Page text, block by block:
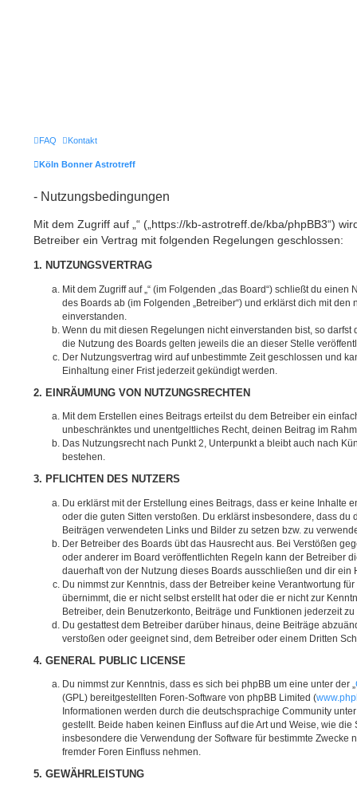
FAQ Kontakt
Köln Bonner Astrotreff
- Nutzungsbedingungen
Mit dem Zugriff auf „“ („https://kb-astrotreff.de/kba/phpBB3“)
Betreiber ein Vertrag mit folgenden Regelungen geschlossen:
1. NUTZUNGSVERTRAG
Mit dem Zugriff auf „“ (im Folgenden „das Board“) schließt du
des Boards ab (im Folgenden „Betreiber“) und erklärst dich mit
einverstanden.
Wenn du mit diesen Regelungen nicht einverstanden bist, so darfst
die Nutzung des Boards gelten jeweils die an dieser Stelle
Der Nutzungsvertrag wird auf unbestimmte Zeit geschlossen und
Einhaltung einer Frist jederzeit gekündigt werden.
2. EINRÄUMUNG VON NUTZUNGSRECHTEN
Mit dem Erstellen eines Beitrags erteilst du dem Betreiber ein
unbeschränktes und unentgeltliches Recht, deinen Beitrag im
Das Nutzungsrecht nach Punkt 2, Unterpunkt a bleibt auch nach
bestehen.
3. PFLICHTEN DES NUTZERS
Du erklärst mit der Erstellung eines Beitrags, dass er keine Inhalte
oder die guten Sitten verstoßen. Du erklärst insbesondere, dass du
Beiträgen verwendeten Links und Bilder zu setzen bzw. zu
Der Betreiber des Boards übt das Hausrecht aus. Bei Verstößen
oder anderer im Board veröffentlichten Regeln kann der Betreiber
dauerhaft von der Nutzung dieses Boards ausschließen und dir ein
Du nimmst zur Kenntnis, dass der Betreiber keine Verantwortung
übernimmt, die er nicht selbst erstellt hat oder die er nicht zur
Betreiber, dein Benutzerkonto, Beiträge und Funktionen jederzeit
Du gestattest dem Betreiber darüber hinaus, deine Beiträge
verstoßen oder geeignet sind, dem Betreiber oder einem Dritten
4. GENERAL PUBLIC LICENSE
Du nimmst zur Kenntnis, dass es sich bei phpBB um eine unter der „
(GPL) bereitgestellten Foren-Software von phpBB Limited (
Informationen werden durch die deutschsprachige Community
gestellt. Beide haben keinen Einfluss auf die Art und Weise, wie
insbesondere die Verwendung der Software für bestimmte Zwecke
fremder Foren Einfluss nehmen.
5. GEWÄHRLEISTUNG